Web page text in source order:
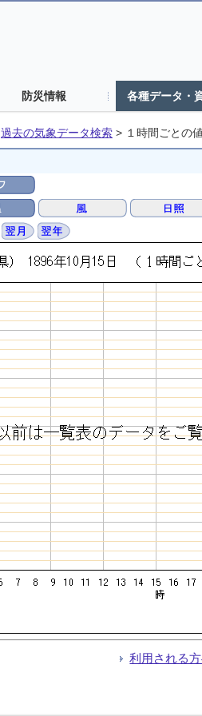
防災情報 各種データ・
過去の気象データ検索 > １時間ごとの
利用される